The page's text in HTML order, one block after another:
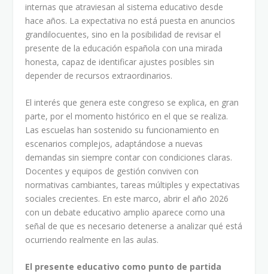
internas que atraviesan al sistema educativo desde
hace años. La expectativa no está puesta en anuncios
grandilocuentes, sino en la posibilidad de revisar el
presente de la educación española con una mirada
honesta, capaz de identificar ajustes posibles sin
depender de recursos extraordinarios.
El interés que genera este congreso se explica, en gran
parte, por el momento histórico en el que se realiza.
Las escuelas han sostenido su funcionamiento en
escenarios complejos, adaptándose a nuevas
demandas sin siempre contar con condiciones claras.
Docentes y equipos de gestión conviven con
normativas cambiantes, tareas múltiples y expectativas
sociales crecientes. En este marco, abrir el año 2026
con un debate educativo amplio aparece como una
señal de que es necesario detenerse a analizar qué está
ocurriendo realmente en las aulas.
El presente educativo como punto de partida